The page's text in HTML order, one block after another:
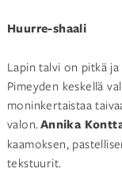
Huurre-shaali
Lapin talvi on pitkä
Pimeyden keskellä
moninkertaistaa
valon.Annika
kaamoksen,
tekstuurit.